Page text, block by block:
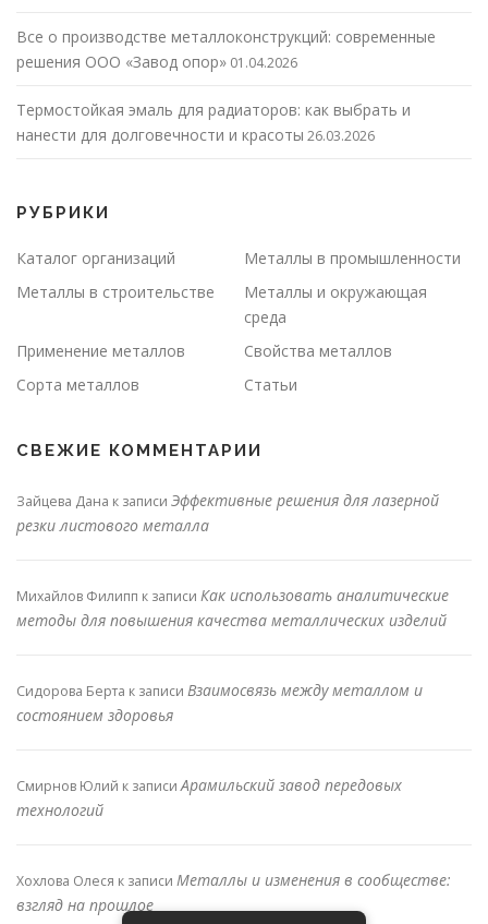
Все о производстве металлоконструкций: современные
решения ООО «Завод опор» 01.04.2026
Термостойкая эмаль для радиаторов: как выбрать и
нанести для долговечности и красоты 26.03.2026
РУБРИКИ
Каталог организаций
Металлы в промышленности
Металлы в строительстве
Металлы и окружающая
среда
Применение металлов
Свойства металлов
Сорта металлов
Статьи
СВЕЖИЕ КОММЕНТАРИИ
Зайцева Дана к записи Эффективные решения для лазерной
резки листового металла
Михайлов Филипп к записи Как использовать аналитические
методы для повышения качества металлических изделий
Сидорова Берта к записи Взаимосвязь между металлом и
состоянием здоровья
Смирнов Юлий к записиАрамильский завод передовых
технологий
Хохлова Олеся к записи Металлы и изменения в сообществе:
взгляд на прошлое